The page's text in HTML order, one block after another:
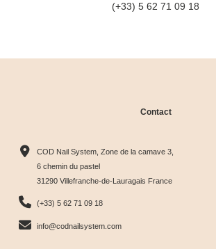
(+33) 5 62 71 09 18
Contact
COD Nail System, Zone de la camave 3,
6 chemin du pastel
31290 Villefranche-de-Lauragais France
(+33) 5 62 71 09 18
info@codnailsystem.com